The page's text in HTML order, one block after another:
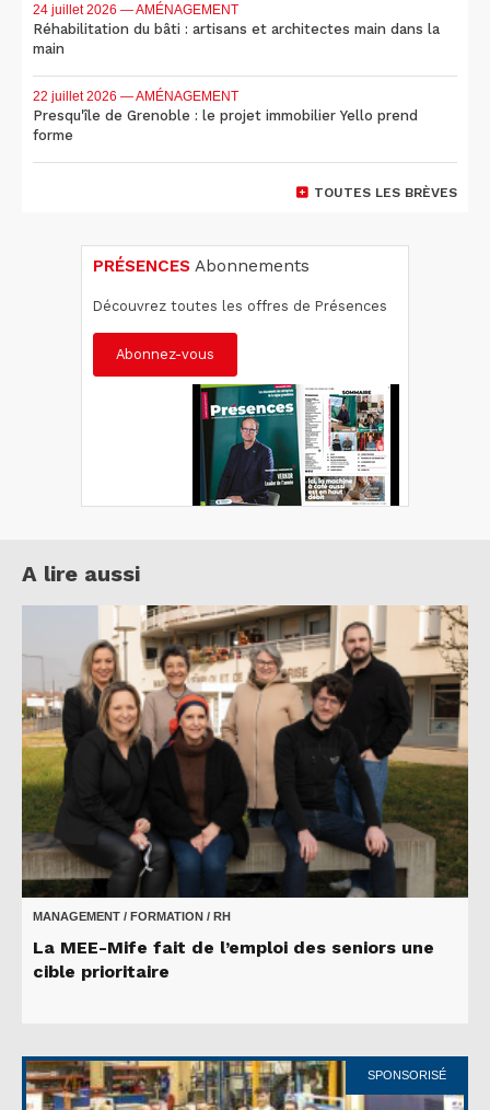
24 juillet 2026 — AMÉNAGEMENT
Réhabilitation du bâti : artisans et architectes main dans la
main
22 juillet 2026 — AMÉNAGEMENT
Presqu'île de Grenoble : le projet immobilier Yello prend
forme
TOUTES LES BRÈVES
PRÉSENCES Abonnements
Découvrez toutes les offres de Présences
Abonnez-vous
A lire aussi
MANAGEMENT / FORMATION / RH
La MEE-Mife fait de l’emploi des seniors une
cible prioritaire
SPONSORISÉ